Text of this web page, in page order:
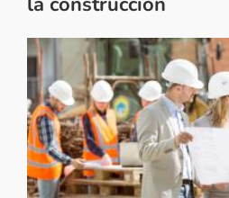
Sector construcción - 2021-11-19